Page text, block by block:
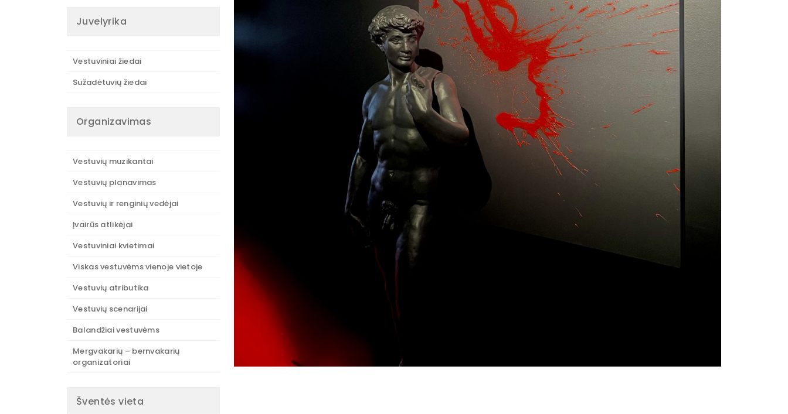
Juvelyrika
Vestuviniai žiedai
Sužadėtuvių žiedai
Organizavimas
Vestuvių muzikantai
Vestuvių planavimas
Vestuvių ir renginių vedėjai
Įvairūs atlikėjai
Vestuviniai kvietimai
Viskas vestuvėms vienoje vietoje
Vestuvių atributika
Vestuvių scenarijai
Balandžiai vestuvėms
Mergvakarių – bernvakarių
organizatoriai
Šventės vieta